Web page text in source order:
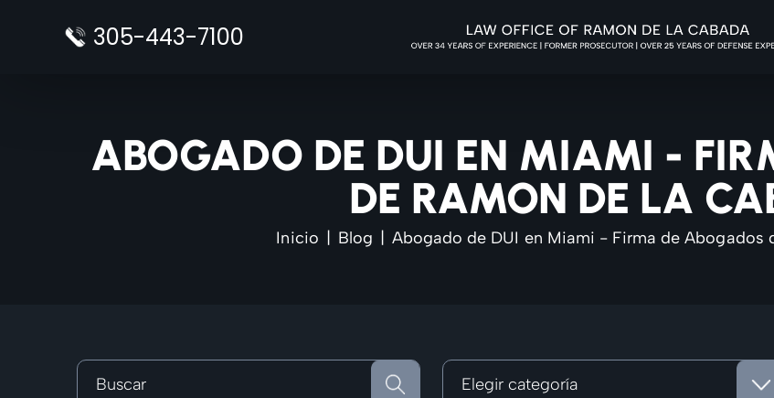
305-443-7100
ABOGADO DE DUI EN MIAMI -
DE RAMON DE LA
Inicio Blog Abogado de DUI en Miami - Firma de Abogados
Categorías